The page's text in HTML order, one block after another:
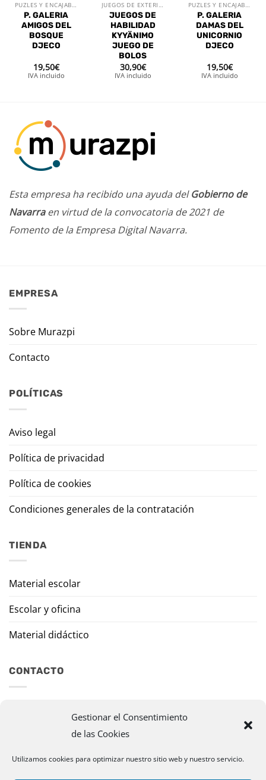
Gestionar el Consentimiento
de las Cookies
Utilizamos cookies para optimizar nuestro sitio web y nuestro servicio.
PUZLES Y ENCAJABLES
P. GALERIA
AMIGOS DEL
BOSQUE
DJECO
19,50€
IVA incluido
JUEGOS DE EXTERIOR
JUEGOS DE
HABILIDAD
KYYÄNIMO
JUEGO DE
BOLOS
30,90€
IVA incluido
PUZLES Y ENCAJABLES
P. GALERIA
DAMAS DEL
UNICORNIO
DJECO
19,50€
IVA incluido
Esta empresa ha recibido una ayuda delGobierno de
Navarraen virtud de la convocatoria de 2021 de
Fomento de la Empresa Digital Navarra.
EMPRESA
Sobre Murazpi
Contacto
POLÍTICAS
Aviso legal
Política de privacidad
Política de cookies
Condiciones generales de la contratación
TIENDA
Material escolar
Escolar y oficina
Material didáctico
CONTACTO
murazpi@murazpi.com
948 234 436 – 623 195 518